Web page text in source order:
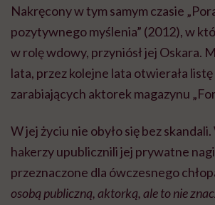
Nakręcony w tym samym czasie
pozytywnego myślenia” (2012), w
w rolę wdowy, przyniósł jej Oskara.
lata, przez kolejne lata otwierała
zarabiających aktorek magazynu
W jej życiu nie obyło się bez
hakerzy upublicznili jej prywatne
przeznaczone dla ówczesnego
osobą publiczną, aktorką, ale to nie